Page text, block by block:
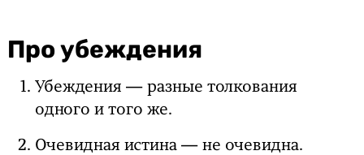
Про убеждения
Убеждения — разные толкования
одного и того же.
Очевидная истина — не очевидна.